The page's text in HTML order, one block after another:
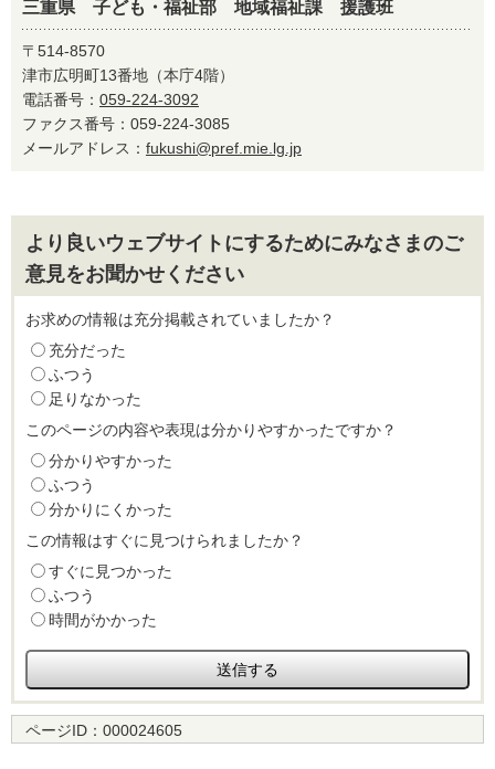
三重県 子ども・福祉部 地域福祉課 援護班
〒514-8570
津市広明町13番地（本庁4階）
電話番号： 059-224-3092
ファクス番号：059-224-3085
メールアドレス： fukushi@pref.mie.lg.jp
より良いウェブサイトにするためにみなさまのご
意見をお聞かせください
お求めの情報は充分掲載されていましたか？
充分だった
ふつう
足りなかった
このページの内容や表現は分かりやすかったですか？
分かりやすかった
ふつう
分かりにくかった
この情報はすぐに見つけられましたか？
すぐに見つかった
ふつう
時間がかかった
ページID： 000024605